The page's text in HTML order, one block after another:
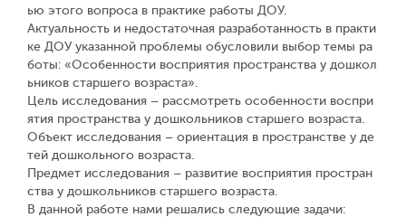
ью этого вопроса в практике работы ДОУ.
Актуальность и недостаточная разработанность в практи
ке ДОУ указанной проблемы обусловили выбор темы ра
боты: «Особенности восприятия пространства у дошкол
ьников старшего возраста».
Цель исследования – рассмотреть особенности воспри
ятия пространства у дошкольников старшего возраста.
Объект исследования – ориентация в пространстве у де
тей дошкольного возраста.
Предмет исследования – развитие восприятия простран
ства у дошкольников старшего возраста.
В данной работе нами решались следующие задачи: